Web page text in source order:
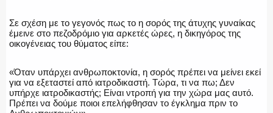
Η ΦΩΝΗ ΣΟΥ
ΟΠΛΑ/ΕΞΟΠΛΙΣΜΟΣ
Σε σχέση με το γεγονός πως το η σορός της άτυχης γυναίκας
έμεινε στο πεζοδρόμιο για αρκετές ώρες, η δικηγόρος της
οικογένειας του θύματος είπε:
«Όταν υπάρχει ανθρωποκτονία, η σορός πρέπει να μείνει εκεί
για να εξεταστεί από ιατροδικαστή. Τώρα, τι να πω; Δεν
υπήρχε ιατροδικαστής; Είναι ντροπή για την χώρα μας αυτό.
Πρέπει να δούμε ποιοι επελήφθησαν το έγκλημα πριν το